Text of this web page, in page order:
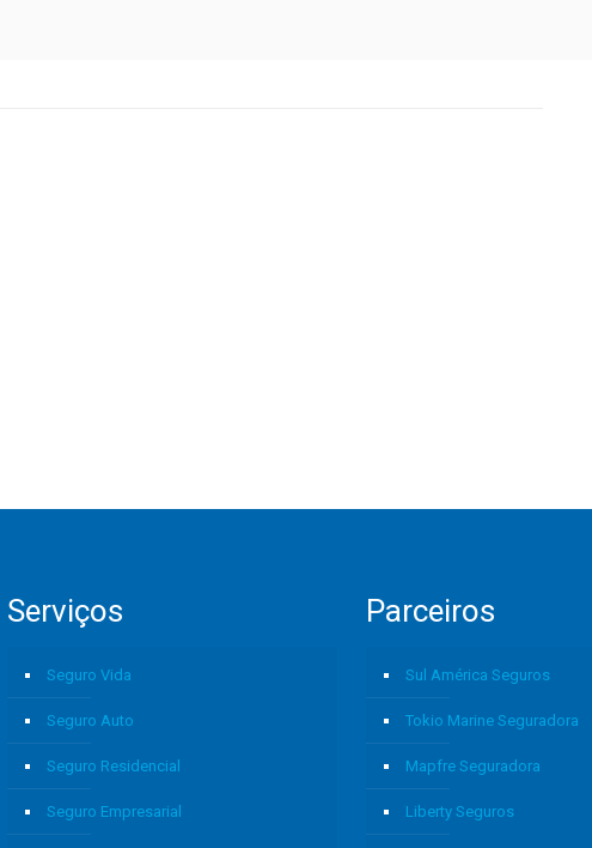
Serviços
Seguro Vida
Seguro Auto
Seguro Residencial
Seguro Empresarial
Parceiros
Sul América Seguros
Tokio Marine Seguradora
Mapfre Seguradora
Liberty Seguros